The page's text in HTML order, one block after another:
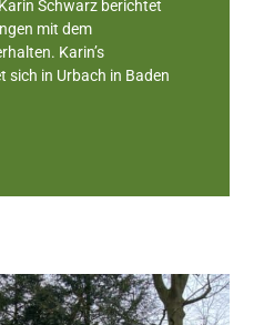
Schwarz berichtet
mit dem
Karin’s
sich in Urbach in Baden